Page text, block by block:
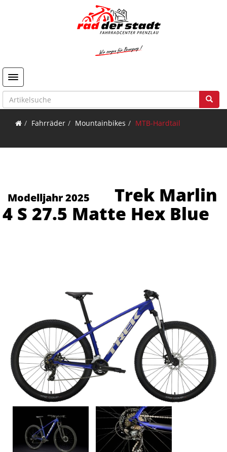
Toggle navigation
Fahrräder Mountainbikes MTB-Hardtail
Modelljahr 2025
Trek Marlin
4 S 27.5 Matte Hex Blue